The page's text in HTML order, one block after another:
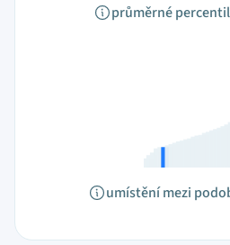
průměrné
umístění mezi